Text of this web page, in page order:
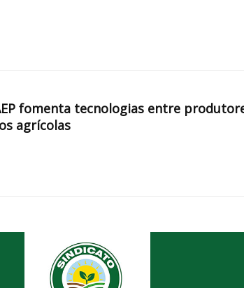
fomenta tecnologias entre
agrícolas